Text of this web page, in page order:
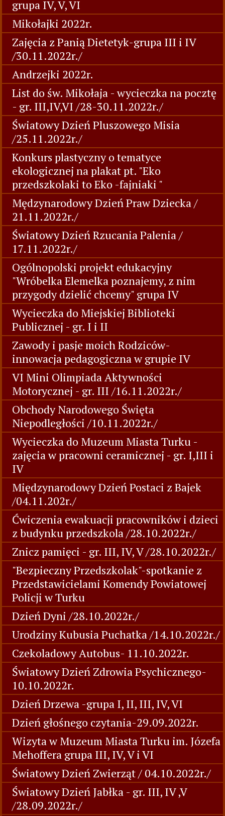
grupa IV, V, VI
Mikołajki 2022r.
Zajęcia z Panią Dietetyk-grupa III i IV
/30.11.2022r./
Andrzejki 2022r.
List do św. Mikołaja - wycieczka na pocztę
- gr. III,IV,VI /28-30.11.2022r./
Światowy Dzień Pluszowego Misia
/25.11.2022r./
Konkurs plastyczny o tematyce
ekologicznej na plakat pt. "Eko
przedszkolaki to Eko -fajniaki "
Mędzynarodowy Dzień Praw Dziecka /
21.11.2022r./
Światowy Dzień Rzucania Palenia /
17.11.2022r./
Ogólnopolski projekt edukacyjny
"Wróbelka Elemelka poznajemy, z nim
przygody dzielić chcemy" grupa IV
Wycieczka do Miejskiej Biblioteki
Publicznej - gr. I i II
Zawody i pasje moich Rodziców-
innowacja pedagogiczna w grupie IV
VI Mini Olimpiada Aktywności
Motorycznej - gr. III /16.11.2022r./
Obchody Narodowego Święta
Niepodległości /10.11.2022r./
Wycieczka do Muzeum Miasta Turku -
zajęcia w pracowni ceramicznej - gr. I,III i
IV
Międzynarodowy Dzień Postaci z Bajek
/04.11.202r./
Ćwiczenia ewakuacji pracowników i dzieci
z budynku przedszkola /28.10.2022r./
Znicz pamięci - gr. III, IV, V /28.10.2022r./
"Bezpieczny Przedszkolak"-spotkanie z
Przedstawicielami Komendy Powiatowej
Policji w Turku
Dzień Dyni /28.10.2022r./
Urodziny Kubusia Puchatka /14.10.2022r./
Czekoladowy Autobus- 11.10.2022r.
Światowy Dzień Zdrowia Psychicznego-
10.10.2022r.
Dzień Drzewa -grupa I, II, III, IV, VI
Dzień głośnego czytania-29.09.2022r.
Wizyta w Muzeum Miasta Turku im. Józefa
Mehoffera grupa III, IV, V i VI
Światowy Dzień Zwierząt / 04.10.2022r./
Światowy Dzień Jabłka - gr. III, IV ,V
/28.09.2022r./